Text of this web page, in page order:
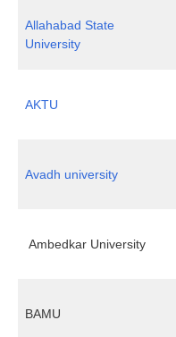
Allahabad State
University
AKTU
Avadh university
Ambedkar University
BAMU